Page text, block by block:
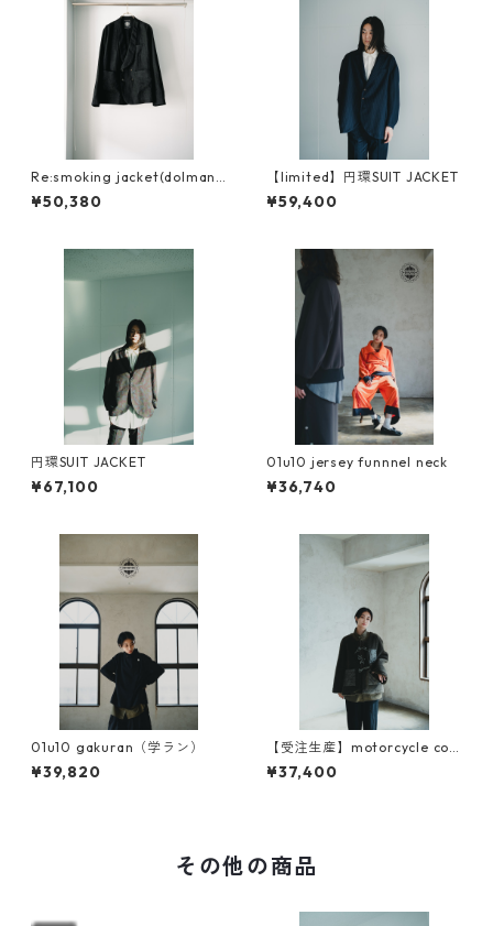
Re:smoking jacket(dolman
sleeve )
¥50,380
【limited】円環SUIT JACKET
¥59,400
円環SUIT JACKET
¥67,100
01u10 jersey funnnel neck
¥36,740
01u10 gakuran（学ラン）
¥39,820
【受注生産】motorcycle coa
t liner（original sleeve)
¥37,400
その他の商品